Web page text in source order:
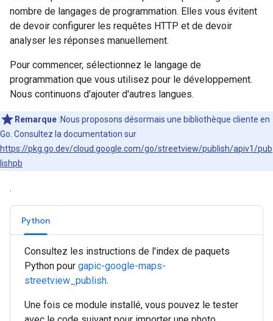
nombre de langages de programmation. Elles vous évitent
de devoir configurer les requêtes HTTP et de devoir
analyser les réponses manuellement.
Pour commencer, sélectionnez le langage de
programmation que vous utilisez pour le développement.
Nous continuons d'ajouter d'autres langues.
Remarque :Nous proposons désormais une bibliothèque cliente en
Go. Consultez la documentation sur
https://pkg.go.dev/cloud.google.com/go/streetview/publish/apiv1/pub
lishpb
.
Python
Consultez les instructions de l'index de paquets
Python pour gapic-google-maps-
streetview_publish.
Une fois ce module installé, vous pouvez le tester